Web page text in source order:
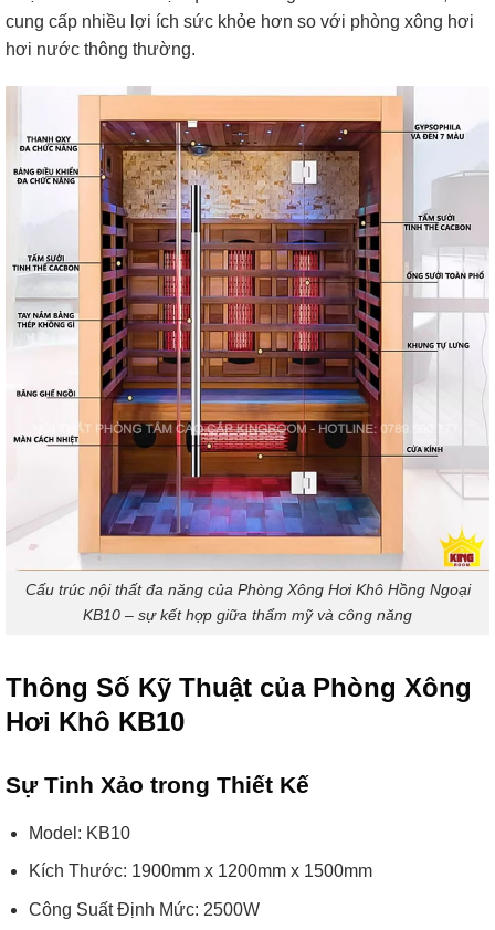
cung cấp nhiều lợi ích sức khỏe hơn so với phòng xông hơi
hơi nước thông thường.
Cấu trúc nội thất đa năng của Phòng Xông Hơi Khô Hồng Ngoại
KB10 – sự kết hợp giữa thẩm mỹ và công năng
Thông Số Kỹ Thuật của Phòng Xông
Hơi Khô KB10
Sự Tinh Xảo trong Thiết Kế
Model: KB10
Kích Thước: 1900mm x 1200mm x 1500mm
Công Suất Định Mức: 2500W